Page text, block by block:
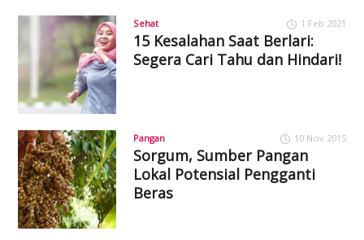
Sehat 1 Feb 2021
15 Kesalahan Saat Berlari:
Segera Cari Tahu dan Hindari!
Pangan 10 Nov 2015
Sorgum, Sumber Pangan
Lokal Potensial Pengganti
Beras